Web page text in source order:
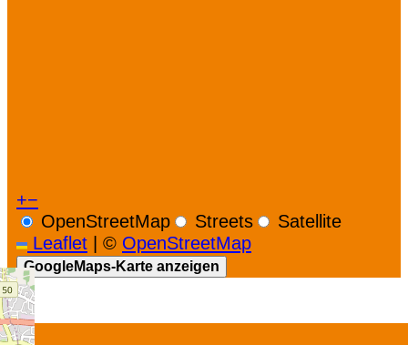
+−
OpenStreetMap
Streets
Satellite
Leaflet | © OpenStreetMap
GoogleMaps-Karte anzeigen